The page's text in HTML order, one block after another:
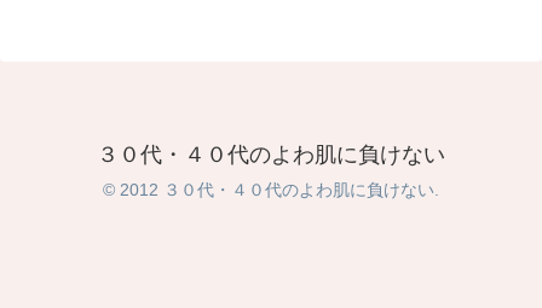
３０代・４０代のよわ肌に負けない
© 2012 ３０代・４０代のよわ肌に負けない.